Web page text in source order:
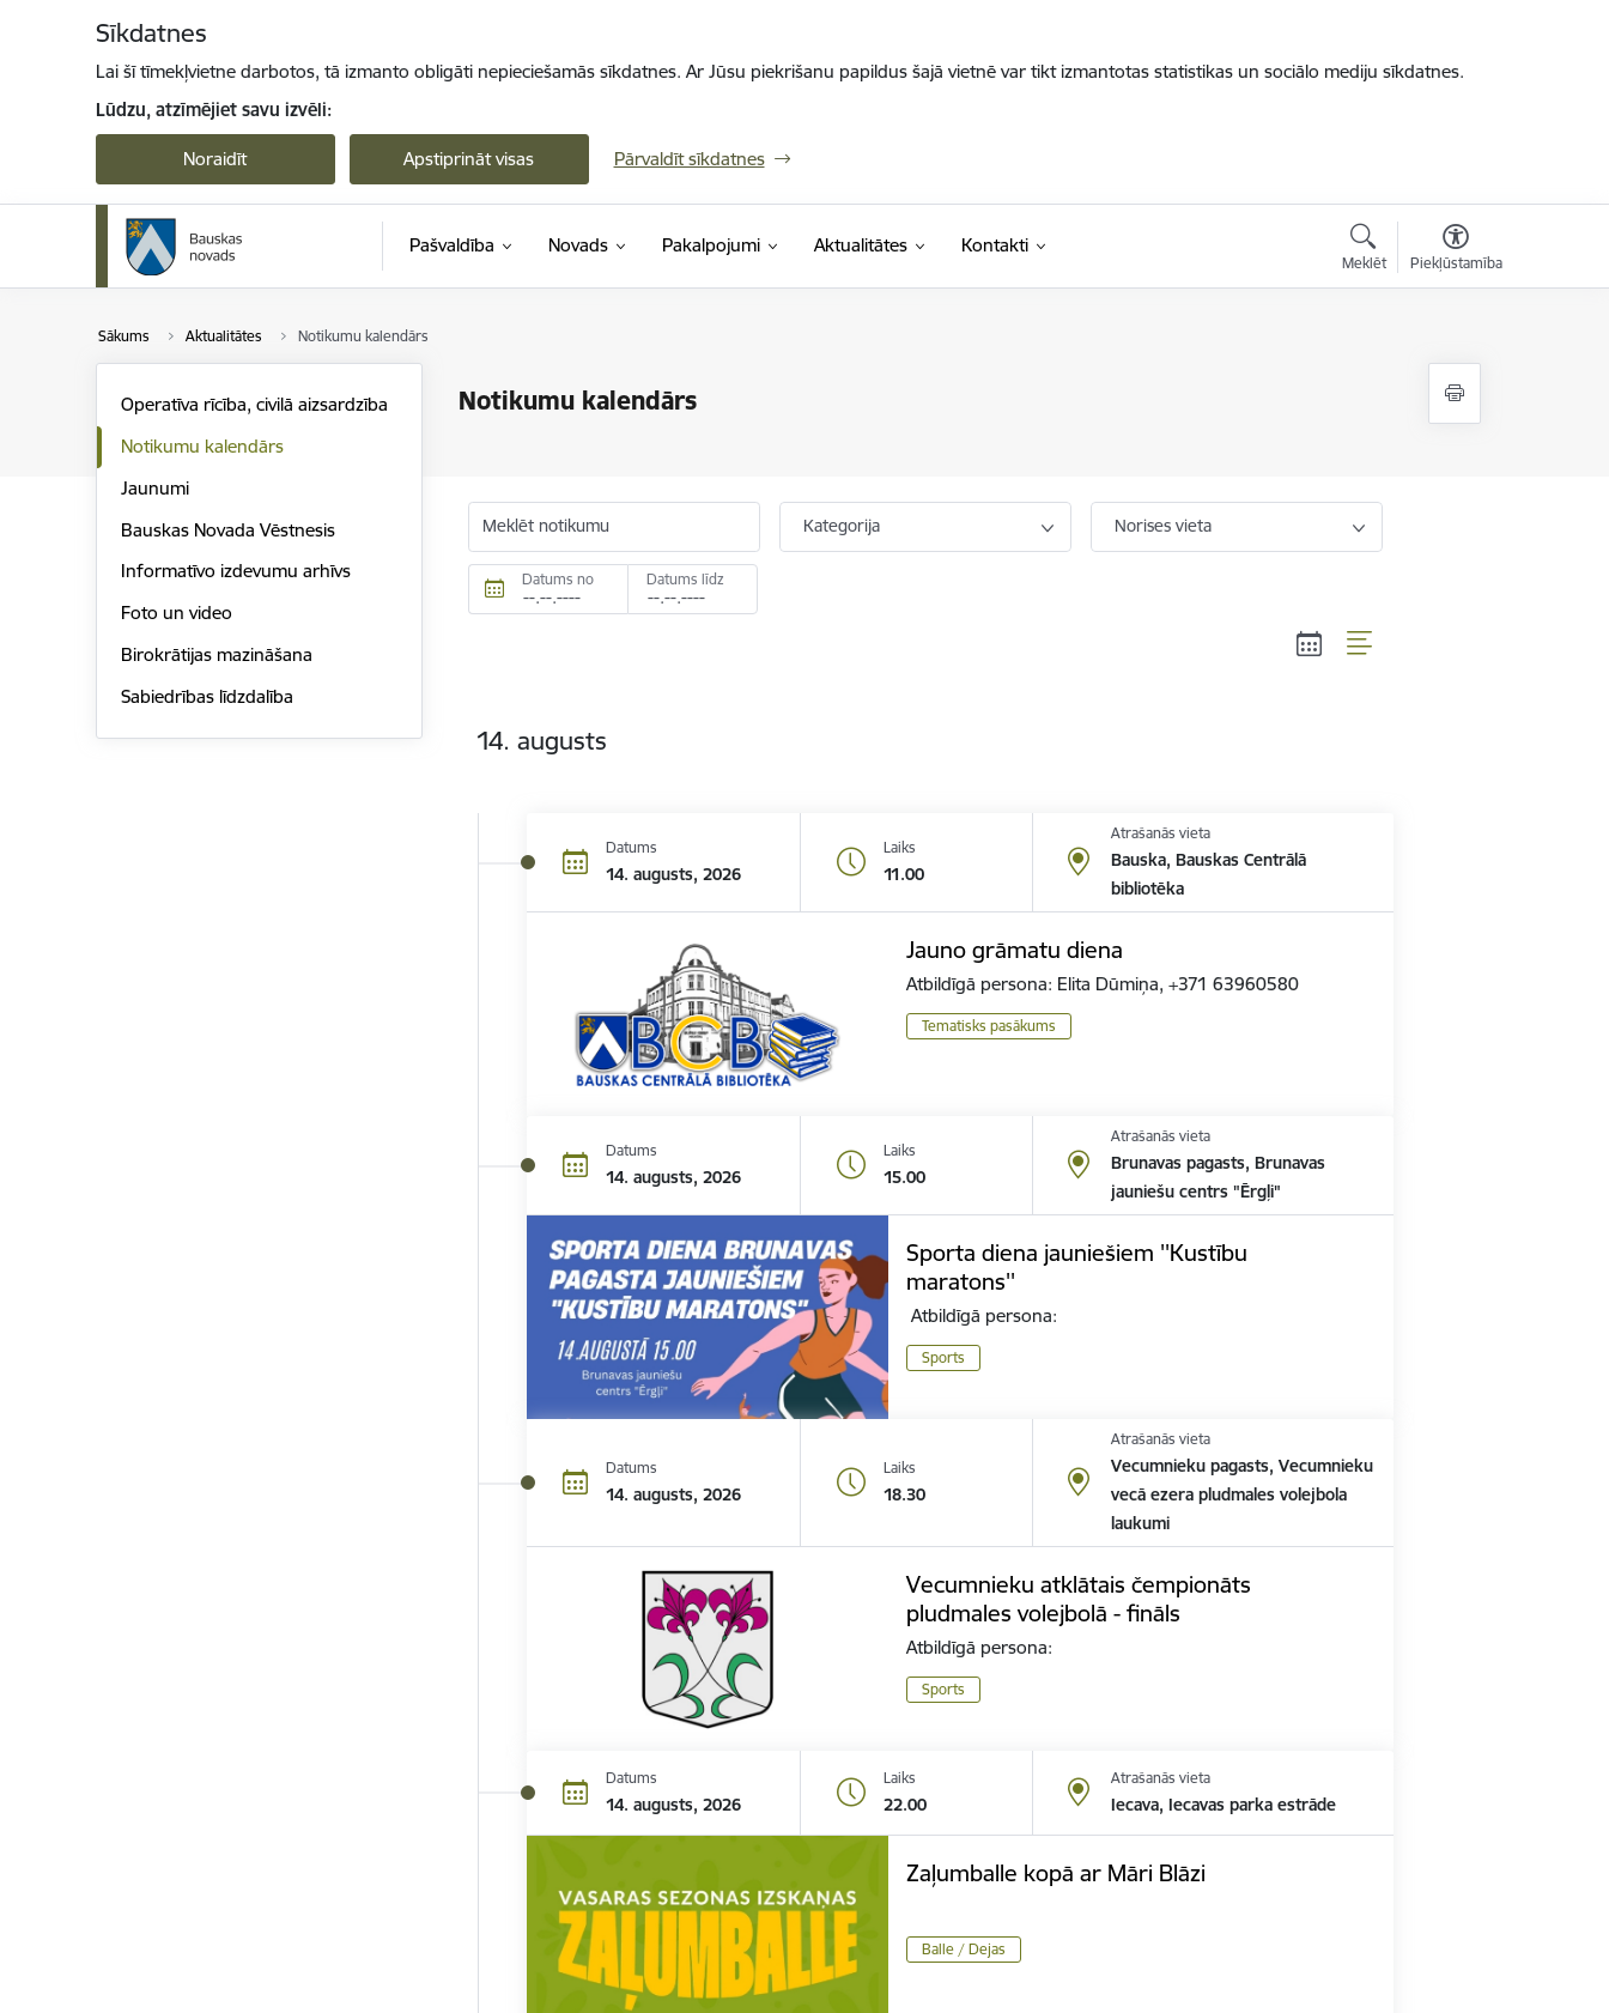
Sīkdatnes
Lai šī tīmekļvietne darbotos, tā izmanto obligāti nepieciešamās sīkdatnes. Ar Jūsu piekrišanu papildus šajā vietnē var tikt izmantotas statistikas un sociālo mediju sīkdatnes.
Lūdzu, atzīmējiet savu izvēli:
Noraidīt Apstiprināt visas Pārvaldīt sīkdatnes
Pašvaldība Novads Pakalpojumi Aktualitātes Kontakti
Meklēt Piekļūstamība
Sākums Aktualitātes Notikumu kalendārs
Notikumu kalendārs
Operatīva rīcība, civilā aizsardzība
Notikumu kalendārs
Jaunumi
Bauskas Novada Vēstnesis
Informatīvo izdevumu arhīvs
Foto un video
Birokrātijas mazināšana
Sabiedrības līdzdalība
Meklēt notikumu Kategorija Norises vieta
Datums no Datums līdz
14. augusts
Datums
14. augusts, 2026
Laiks
11.00
Atrašanās vieta
Bauska, Bauskas Centrālā
bibliotēka
Jauno grāmatu diena
Atbildīgā persona: Elita Dūmiņa, +371 63960580
Tematisks pasākums
Datums
14. augusts, 2026
Laiks
15.00
Atrašanās vieta
Brunavas pagasts, Brunavas
jauniešu centrs "Ērgļi"
Sporta diena jauniešiem ''Kustību
maratons''
Atbildīgā persona:
Sports
Datums
14. augusts, 2026
Laiks
18.30
Atrašanās vieta
Vecumnieku pagasts, Vecumnieku
vecā ezera pludmales volejbola
laukumi
Vecumnieku atklātais čempionāts
pludmales volejbolā - fināls
Atbildīgā persona:
Sports
Datums
14. augusts, 2026
Laiks
22.00
Atrašanās vieta
Iecava, Iecavas parka estrāde
Zaļumballe kopā ar Māri Blāzi
Balle / Dejas